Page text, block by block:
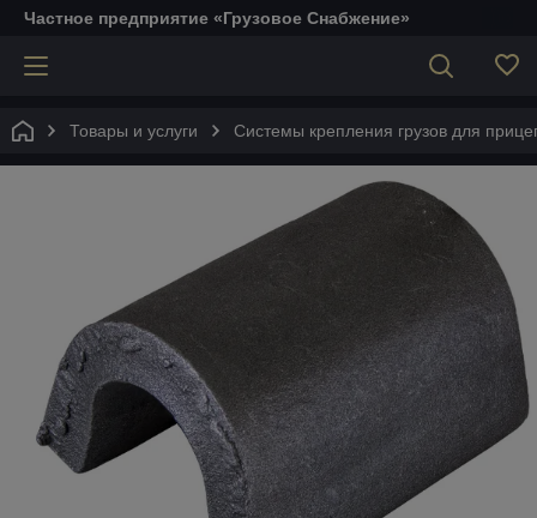
Частное предприятие «Грузовое Снабжение»
Товары и услуги Системы крепления грузов для